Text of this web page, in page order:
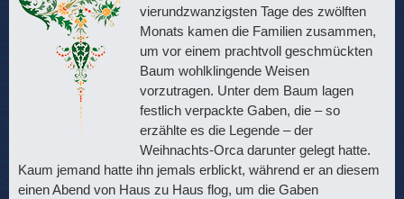
vierundzwanzigsten Tage des zwölften
Monats kamen die Familien zusammen,
um vor einem prachtvoll geschmückten
Baum wohlklingende Weisen
vorzutragen. Unter dem Baum lagen
festlich verpackte Gaben, die – so
erzählte es die Legende – der
Weihnachts-Orca darunter gelegt hatte.
Kaum jemand hatte ihn jemals erblickt, während er an diesem
einen Abend von Haus zu Haus flog, um die Gaben